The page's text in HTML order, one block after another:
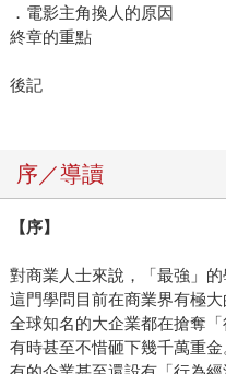
．電影主角換人的原因
終章的重點
後記
序／導讀
【序】
對商業人士來說，「最強」的
這門學問目前在商業界有極大
全球知名的大企業都在搶奪「
有時甚至不惜砸下幾千萬重金